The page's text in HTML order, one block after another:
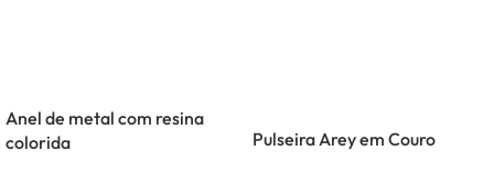
Anel de metal com resina
colorida
Pulseira Arey em Couro